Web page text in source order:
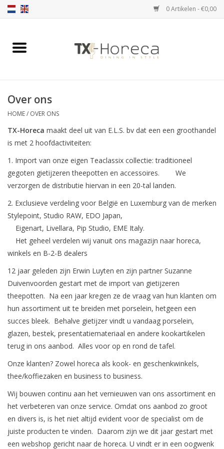
0 Artikelen - €0,00
Home
Catalogi
Partnership Qookingtable
Merken
Contact
Over ons
HOME/ OVER ONS
TX-Horeca maakt deel uit van E.L.S. bv dat een een groothandel
is met 2 hoofdactiviteiten:
1. Import van onze eigen Teaclassix collectie: traditioneel
gegoten gietijzeren theepotten en accessoires. We
verzorgen de distributie hiervan in een 20-tal landen.
2. Exclusieve verdeling voor België en Luxemburg van de merken
Stylepoint, Studio RAW, EDO Japan,
Eigenart, Livellara, Pip Studio, EME Italy.
Het geheel verdelen wij vanuit ons magazijn naar horeca,
winkels en B-2-B dealers
12 jaar geleden zijn Erwin Luyten en zijn partner Suzanne
Duivenvoorden gestart met de import van gietijzeren
theepotten. Na een jaar kregen ze de vraag van hun klanten om
hun assortiment uit te breiden met porselein, hetgeen een
succes bleek. Behalve gietijzer vindt u vandaag porselein,
glazen, bestek, presentatiemateriaal en andere kookartikelen
terug in ons aanbod. Alles voor op en rond de tafel.
Onze klanten? Zowel horeca als kook- en geschenkwinkels,
thee/koffiezaken en business to business.
Wij bouwen continu aan het vernieuwen van ons assortiment en
het verbeteren van onze service. Omdat ons aanbod zo groot
en divers is, is het niet altijd evident voor de specialist om de
juiste producten te vinden. Daarom zijn we dit jaar gestart met
een webshop gericht naar de horeca. U vindt er in een oogwenk